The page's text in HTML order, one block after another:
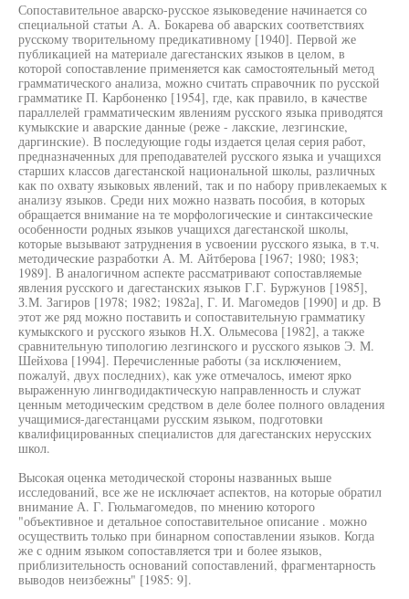
Сопоставительное аварско-русское языковедение начинается со
специальной статьи А. А. Бокарева об аварских соответствиях
русскому творительному предикативному [1940]. Первой же
публикацией на материале дагестанских языков в целом, в
которой сопоставление применяется как самостоятельный метод
грамматического анализа, можно считать справочник по русской
грамматике П. Карбоненко [1954], где, как правило, в качестве
параллелей грамматическим явлениям русского языка приводятся
кумыкские и аварские данные (реже - лакские, лезгинские,
даргинские). В последующие годы издается целая серия работ,
предназначенных для преподавателей русского языка и учащихся
старших классов дагестанской национальной школы, различных
как по охвату языковых явлений, так и по набору привлекаемых к
анализу языков. Среди них можно назвать пособия, в которых
обращается внимание на те морфологические и синтаксические
особенности родных языков учащихся дагестанской школы,
которые вызывают затруднения в усвоении русского языка, в т.ч.
методические разработки А. М. Айтберова [1967; 1980; 1983;
1989]. В аналогичном аспекте рассматривают сопоставляемые
явления русского и дагестанских языков Г.Г. Буржунов [1985],
З.М. Загиров [1978; 1982; 1982а], Г. И. Магомедов [1990] и др. В
этот же ряд можно поставить и сопоставительную грамматику
кумыкского и русского языков Н.Х. Ольмесова [1982], а также
сравнительную типологию лезгинского и русского языков Э. М.
Шейхова [1994]. Перечисленные работы (за исключением,
пожалуй, двух последних), как уже отмечалось, имеют ярко
выраженную лингводидактическую направленность и служат
ценным методическим средством в деле более полного овладения
учащимися-дагестанцами русским языком, подготовки
квалифицированных специалистов для дагестанских нерусских
школ.
Высокая оценка методической стороны названных выше
исследований, все же не исключает аспектов, на которые обратил
внимание А. Г. Гюльмагомедов, по мнению которого
"объективное и детальное сопоставительное описание . можно
осуществить только при бинарном сопоставлении языков. Когда
же с одним языком сопоставляется три и более языков,
приблизительность оснований сопоставлений, фрагментарность
выводов неизбежны" [1985: 9].